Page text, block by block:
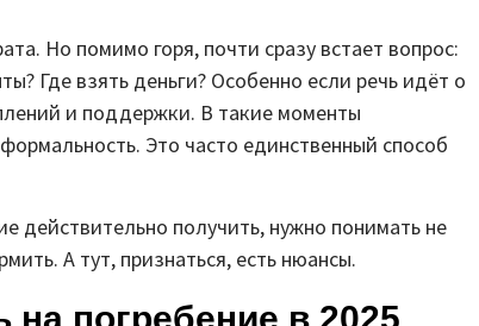
Но помимо горя, почти сразу встает вопрос:
Где взять деньги? Особенно если речь идёт о
и поддержки. В такие моменты
Это часто единственный способ
действительно получить, нужно понимать не
А тут, признаться, есть нюансы.